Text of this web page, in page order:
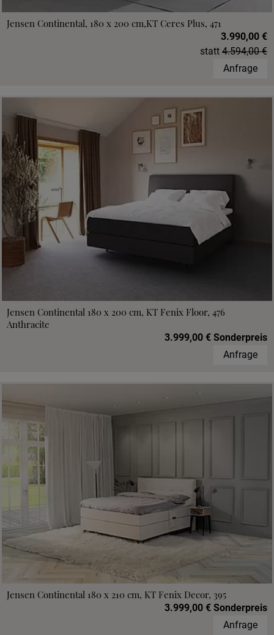
Jensen Continental, 180 x 200 cm,KT Ceres Plus, 471
3.990,00 €
statt 4.594,00 €
Anfrage
Jensen Continental 180 x 200 cm, KT Fenix Floor, 476
Anthracite
3.999,00 € Sonderpreis
Anfrage
Jensen Continental 180 x 210 cm, KT Fenix Decor, 395
3.999,00 € Sonderpreis
Anfrage